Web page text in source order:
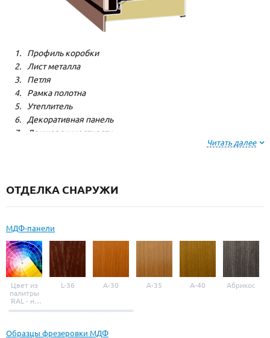
Профиль коробки
Лист металла
Петля
Рамка полотна
Утеплитель
Декоративная панель
Лонжерон жесткости
Читать далее
ОТДЕЛКА СНАРУЖИ
МДФ-панели
Цвет из
палитры
RAL - на
выбор
L-36 A-30 A-35 A-40 Абрикос
Образцы фрезеровки МДФ